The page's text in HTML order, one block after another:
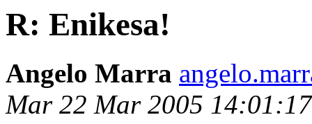
R: Enikesa!
Angelo Marra
Mar 22 Mar 2005